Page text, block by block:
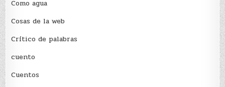
Como agua
Cosas de la web
Crítico de palabras
cuento
Cuentos